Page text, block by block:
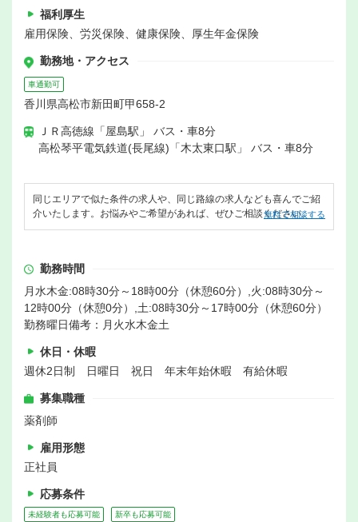
福利厚生
雇用保険、労災保険、健康保険、厚生年金保険
勤務地・アクセス
車通勤可
香川県高松市新田町甲658-2
ＪＲ高徳線「屋島駅」 バス・車8分
高松琴平電気鉄道(長尾線)「木太東口駅」 バス・車8分
同じエリアで似た条件の求人や、同じ路線の求人なども喜んでご紹
介いたします。お悩みやご希望があれば、ぜひご相談ください。
無料で相談する
勤務時間
月水木金:08時30分～18時00分（休憩60分）,火:08時30分～
12時00分（休憩0分）,土:08時30分～17時00分（休憩60分）
勤務曜日備考：月火水木金土
休日・休暇
週休2日制 日曜日 祝日 年末年始休暇 有給休暇
募集職種
薬剤師
雇用形態
正社員
応募条件
未経験者も応募可能 新卒も応募可能